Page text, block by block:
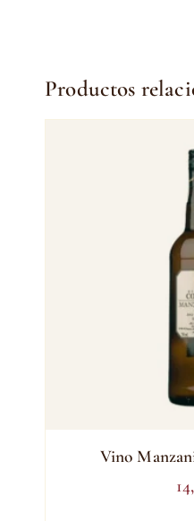
Productos
Vino